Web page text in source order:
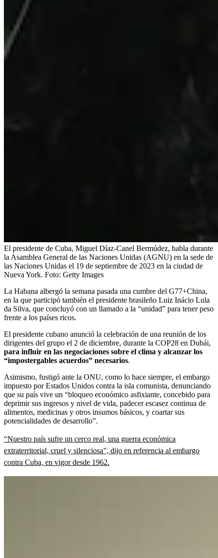
El presidente de Cuba, Miguel Díaz-Canel Bermúdez, habla durante
la Asamblea General de las Naciones Unidas (AGNU) en la sede de
las Naciones Unidas el 19 de septiembre de 2023 en la ciudad de
Nueva York. Foto: Getty Images
La Habana albergó la semana pasada una cumbre del G77+China,
en la que participó también el presidente brasileño Luiz Inácio Lula
da Silva, que concluyó con un llamado a la “unidad” para tener peso
frente a los países ricos.
El presidente cubano anunció la celebración de una reunión de los
dirigentes del grupo el 2 de diciembre, durante la COP28 en Dubái,
para influir en las negociaciones sobre el clima y alcanzar los
“impostergables acuerdos” necesarios.
Asimismo, fustigó ante la ONU, como lo hace siempre, el embargo
impuesto por Estados Unidos contra la isla comunista, denunciando
que su país vive un “bloqueo económico asfixiante, concebido para
deprimir sus ingresos y nivel de vida, padecer escasez continua de
alimentos, medicinas y otros insumos básicos, y coartar sus
potencialidades de desarrollo”.
“Nuestro país sufre un cerco real, una guerra económica
extraterritorial, cruel y silenciosa”, dijo en referencia al embargo
contra Cuba, en vigor desde 1962.